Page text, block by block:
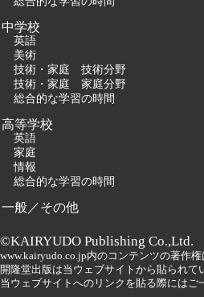
中学校
英語
美術
技術・家庭 技術分野
技術・家庭 家庭分野
総合的な学習の時間
高等学校
英語
家庭
情報
総合的な学習の時間
一般／その他
©KAIRYUDO Publishing Co.,Ltd.
www.kairyudo.co.jp内のコンテンツの著作
開隆堂出版は当ウェブサイトから貼られ
当ウェブサイトへのリンクを貼る際には